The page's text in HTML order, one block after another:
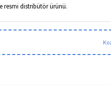
resmi distribütör ürünü.